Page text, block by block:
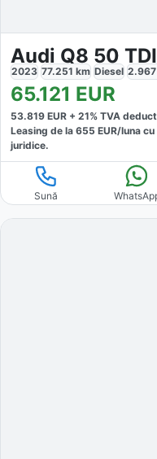
Audi Q8 50
2023 77.251 km Diesel 2.967
65.121 EUR
53.819 EUR + 21% TVA
Leasing de la 655 EUR/luna cu
juridice.
Sună